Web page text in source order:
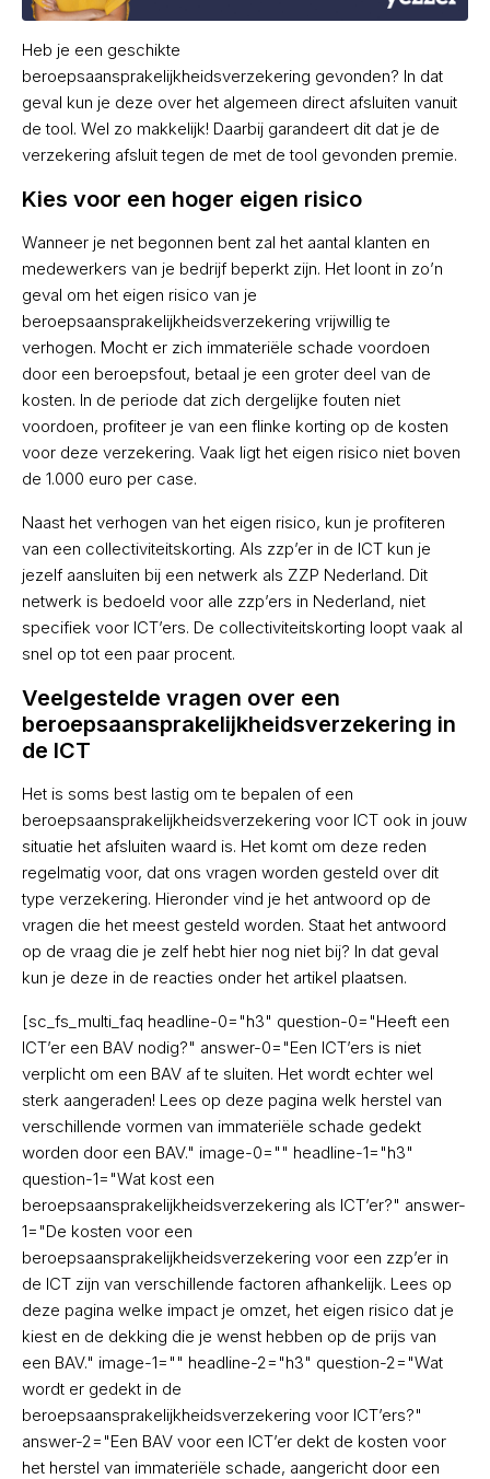
Heb je een geschikte
beroepsaansprakelijkheidsverzekering gevonden? In dat
geval kun je deze over het algemeen direct afsluiten vanuit
de tool. Wel zo makkelijk! Daarbij garandeert dit dat je de
verzekering afsluit tegen de met de tool gevonden premie.
Kies voor een hoger eigen risico
Wanneer je net begonnen bent zal het aantal klanten en
medewerkers van je bedrijf beperkt zijn. Het loont in zo’n
geval om het eigen risico van je
beroepsaansprakelijkheidsverzekering vrijwillig te
verhogen. Mocht er zich immateriële schade voordoen
door een beroepsfout, betaal je een groter deel van de
kosten. In de periode dat zich dergelijke fouten niet
voordoen, profiteer je van een flinke korting op de kosten
voor deze verzekering. Vaak ligt het eigen risico niet boven
de 1.000 euro per case.
Naast het verhogen van het eigen risico, kun je profiteren
van een collectiviteitskorting. Als zzp’er in de ICT kun je
jezelf aansluiten bij een netwerk als ZZP Nederland. Dit
netwerk is bedoeld voor alle zzp’ers in Nederland, niet
specifiek voor ICT’ers. De collectiviteitskorting loopt vaak al
snel op tot een paar procent.
Veelgestelde vragen over een
beroepsaansprakelijkheidsverzekering in
de ICT
Het is soms best lastig om te bepalen of een
beroepsaansprakelijkheidsverzekering voor ICT ook in jouw
situatie het afsluiten waard is. Het komt om deze reden
regelmatig voor, dat ons vragen worden gesteld over dit
type verzekering. Hieronder vind je het antwoord op de
vragen die het meest gesteld worden. Staat het antwoord
op de vraag die je zelf hebt hier nog niet bij? In dat geval
kun je deze in de reacties onder het artikel plaatsen.
[sc_fs_multi_faq headline-0="h3" question-0="Heeft een
ICT’er een BAV nodig?" answer-0="Een ICT’ers is niet
verplicht om een BAV af te sluiten. Het wordt echter wel
sterk aangeraden! Lees op deze pagina welk herstel van
verschillende vormen van immateriële schade gedekt
worden door een BAV." image-0="" headline-1="h3"
question-1="Wat kost een
beroepsaansprakelijkheidsverzekering als ICT’er?" answer-
1="De kosten voor een
beroepsaansprakelijkheidsverzekering voor een zzp’er in
de ICT zijn van verschillende factoren afhankelijk. Lees op
deze pagina welke impact je omzet, het eigen risico dat je
kiest en de dekking die je wenst hebben op de prijs van
een BAV." image-1="" headline-2="h3" question-2="Wat
wordt er gedekt in de
beroepsaansprakelijkheidsverzekering voor ICT’ers?"
answer-2="Een BAV voor een ICT’er dekt de kosten voor
het herstel van immateriële schade, aangericht door een